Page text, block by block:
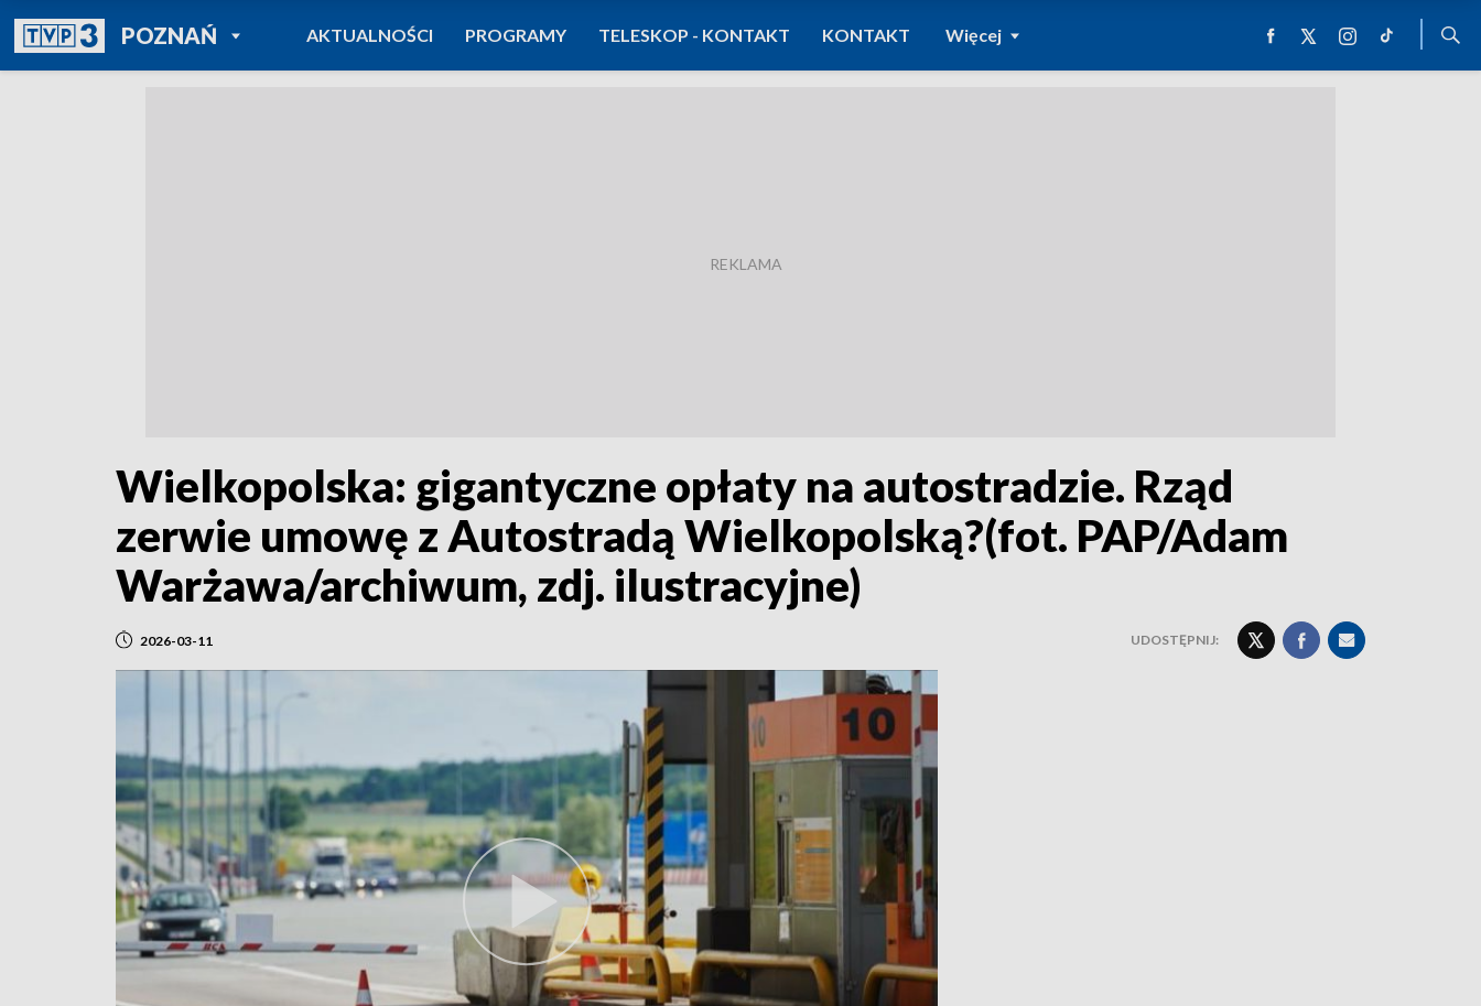
POZNAŃPOWRÓT DO
TVP REGIONY
AKTUALNOŚCI PROGRAMY TELESKOP - KONTAKT KONTAKT Więcej
Wielkopolska: gigantyczne opłaty na autostradzie. Rząd
zerwie umowę z Autostradą Wielkopolską?(fot. PAP/Adam
Warżawa/archiwum, zdj. ilustracyjne)
2026-03-11 UDOSTĘPNIJ: